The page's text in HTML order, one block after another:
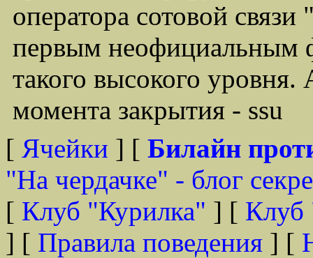
оператора сотовой
первым неофициальным
такого высокого
момента закрытия - ssu
[ Ячейки ] [ Билайн
"На чердачке" - блог
[ Клуб "Курилка" ] [ Клуб
] [ Правила поведения ] [